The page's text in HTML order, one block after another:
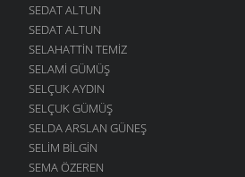
SEDAT ALTUN
SEDAT ALTUN
SELAHATTIN TEMIZ
SELAMI GÜMÜŞ
SELÇUK AYDIN
SELÇUK GÜMÜŞ
SELDA ARSLAN GÜNEŞ
SELIM BILGIN
SEMA ÖZEREN